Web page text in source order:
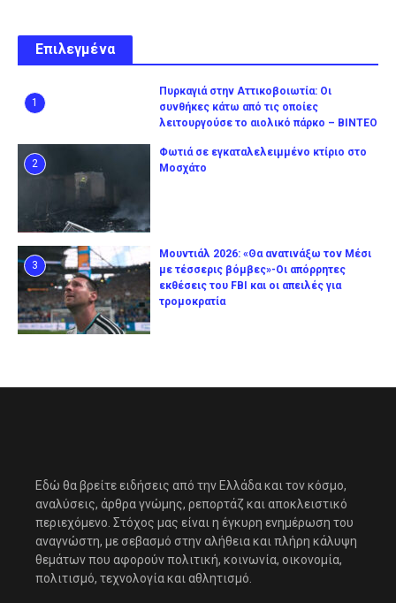
Επιλεγμένα
1
Πυρκαγιά στην Αττικοβοιωτία: Οι
συνθήκες κάτω από τις οποίες
λειτουργούσε το αιολικό πάρκο – ΒΙΝΤΕΟ
2
Φωτιά σε εγκαταλελειμμένο κτίριο στο
Μοσχάτο
3
Μουντιάλ 2026: «Θα ανατινάξω τον Μέσι
με τέσσερις βόμβες»-Οι απόρρητες
εκθέσεις του FBI και οι απειλές για
τρομοκρατία
Εδώ θα βρείτε ειδήσεις από την Ελλάδα και τον κόσμο,
αναλύσεις, άρθρα γνώμης, ρεπορτάζ και αποκλειστικό
περιεχόμενο. Στόχος μας είναι η έγκυρη ενημέρωση του
αναγνώστη, με σεβασμό στην αλήθεια και πλήρη κάλυψη
θεμάτων που αφορούν πολιτική, κοινωνία, οικονομία,
πολιτισμό, τεχνολογία και αθλητισμό.